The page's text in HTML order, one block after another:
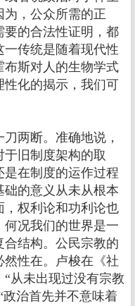
，公众所需的正
要的合法性证明，都
传统是随着现代性
布斯对人的生物学式
化的揭示，我们可
两断。准确地说，
旧制度架构的取
在制度的运作过程
的意义从未从根本
权利论和功利论也
况我们的世界是一
结构。公民宗教的
性在。卢梭在《社
从未出现过没有宗教
治首先并不意味着